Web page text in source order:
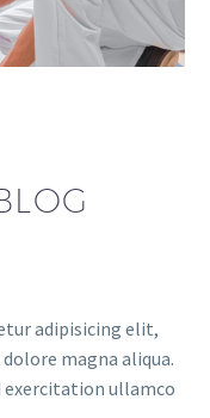
adipisicing elit,
magna aliqua.
exercitation ullamco